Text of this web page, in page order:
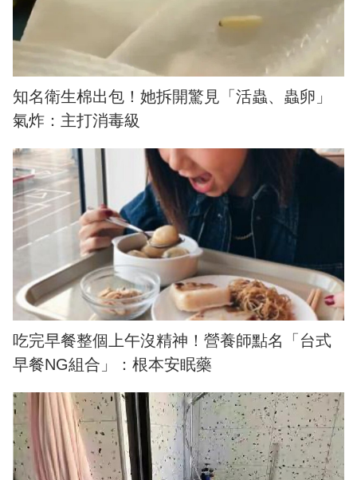
知名衛生棉出包！她拆開驚見「活蟲、蟲卵」
氣炸：主打消毒級
吃完早餐整個上午沒精神！營養師點名「台式
早餐NG組合」：根本安眠藥